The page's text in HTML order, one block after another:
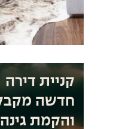
קניית דירה
חדשה
והקמת גינה